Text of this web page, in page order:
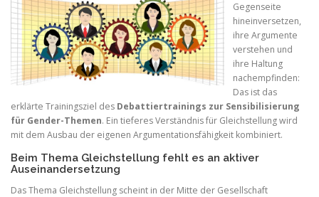
Gegenseite
hineinversetzen,
ihre Argumente
verstehen und
ihre Haltung
nachempfinden:
Das ist das
erklärte Trainingsziel des Debattiertrainings zur Sensibilisierung
für Gender-Themen. Ein tieferes Verständnis für Gleichstellung wird
mit dem Ausbau der eigenen Argumentationsfähigkeit kombiniert.
Beim Thema Gleichstellung fehlt es an aktiver
Auseinandersetzung
Das Thema Gleichstellung scheint in der Mitte der Gesellschaft